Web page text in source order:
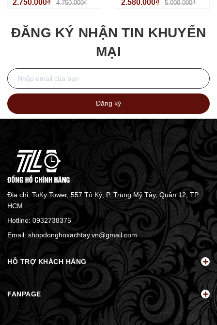
Kim Loại Silver Size
2.750.000₫ 4.750.000₫
Vàng Size 36mm
2.580.000₫ 5.000.000₫
ĐĂNG KÝ NHẬN TIN KHUYẾN
MẠI
Đăng ký
Địa chỉ: ToKy Tower, 557 Tô Ký, P. Trung Mỹ Tây, Quận 12, TP
HCM
Hotline: 0932738375
Email: shopdonghoxachtay.vn@gmail.com
HỖ TRỢ KHÁCH HÀNG
FANPAGE